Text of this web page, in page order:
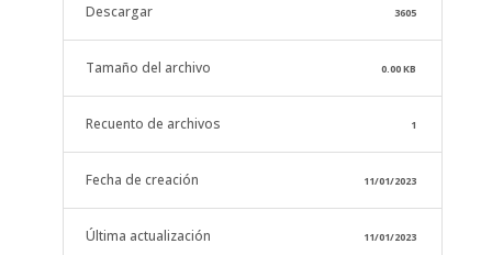
Descargar 3605
Tamaño del archivo 0.00 KB
Recuento de archivos 1
Fecha de creación 11/01/2023
Última actualización 11/01/2023